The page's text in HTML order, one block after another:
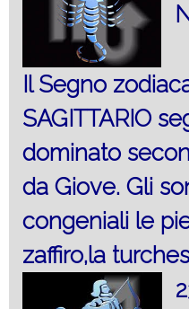
Il Segno
SAGITTARIO
dominato
da Giove. Gli
congeniali le
zaffiro,la